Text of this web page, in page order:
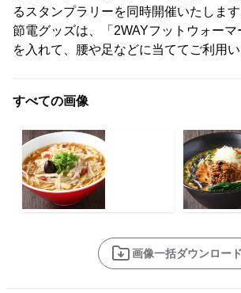
るスタンプラリーを同時開催いたします
節電グッズは、「2WAYフットウォーマ
を入れて、腰や足などに当ててご利用い
すべての画像
画像一括ダウンロード